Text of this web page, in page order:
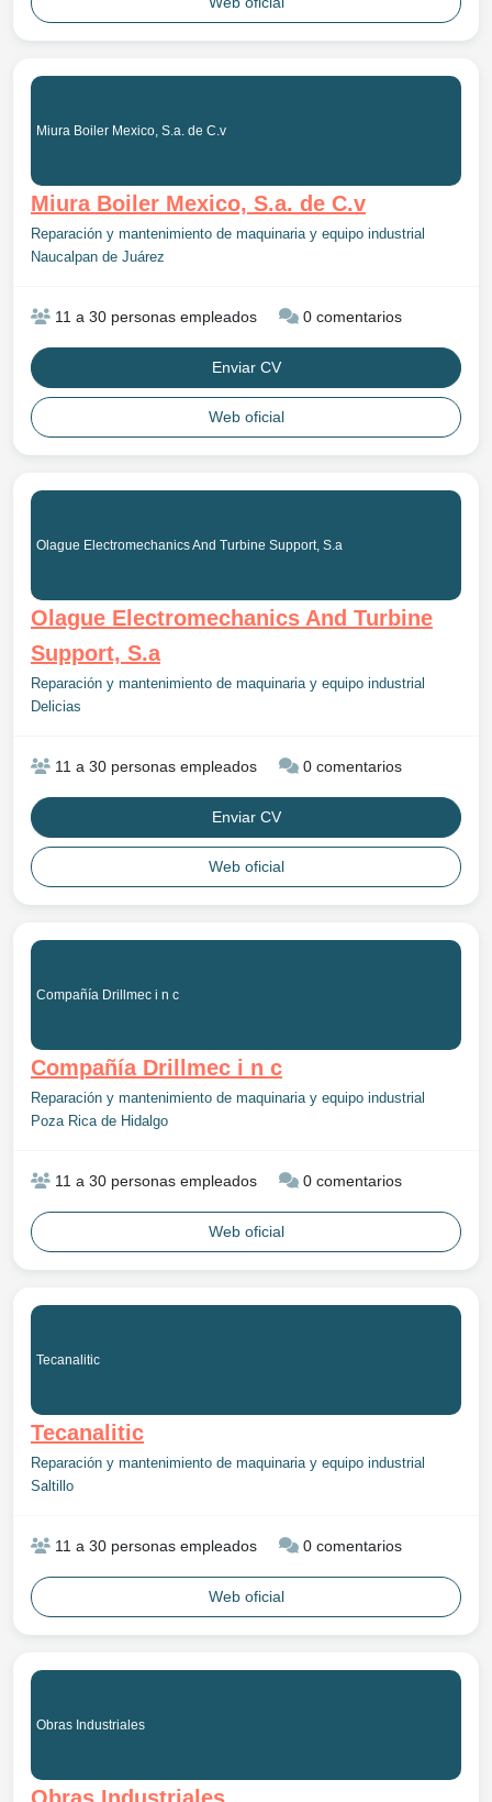
Miura Boiler Mexico, S.a. de C.v
Miura Boiler Mexico, S.a. de C.v
Reparación y mantenimiento de maquinaria y equipo industrial
Naucalpan de Juárez
11 a 30 personas empleados 0 comentarios
Enviar CV
Web oficial
Olague Electromechanics And Turbine Support, S.a
Olague Electromechanics And Turbine
Support, S.a
Reparación y mantenimiento de maquinaria y equipo industrial
Delicias
11 a 30 personas empleados 0 comentarios
Enviar CV
Web oficial
Compañía Drillmec i n c
Compañía Drillmec i n c
Reparación y mantenimiento de maquinaria y equipo industrial
Poza Rica de Hidalgo
11 a 30 personas empleados 0 comentarios
Web oficial
Tecanalitic
Tecanalitic
Reparación y mantenimiento de maquinaria y equipo industrial
Saltillo
11 a 30 personas empleados 0 comentarios
Web oficial
Obras Industriales